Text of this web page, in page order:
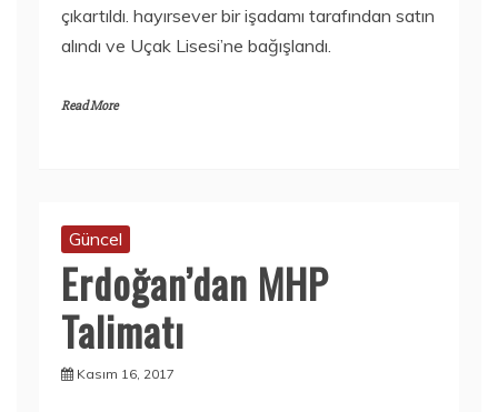
çıkartıldı. hayırsever bir işadamı tarafından satın
alındı ve Uçak Lisesi’ne bağışlandı.
Read More
Güncel
Erdoğan’dan MHP
Talimatı
Kasım 16, 2017